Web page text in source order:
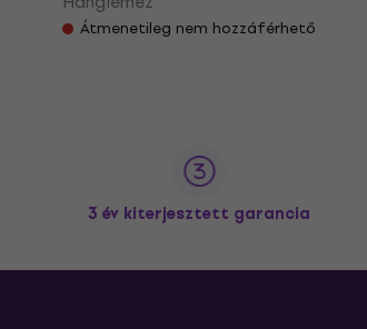
Átmenetileg nem hozzáférhető
3 év kiterjesztett garancia